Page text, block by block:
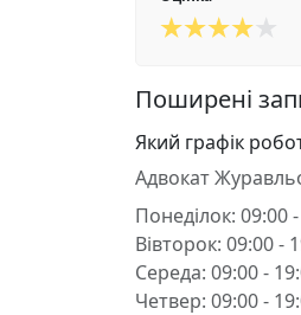
Поширені
Який графік
Адвокат
Понеділок: 09:00
Вівторок: 09:00 -
Середа: 09:00 -
Четвер: 09:00 -